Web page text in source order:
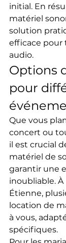
initial. En
matériel
solution
efficace pour
audio.
Options
pour
Que vous
concert ou
il est crucial
matériel de
garantir une
inoubliable.
Étienne,
location de
à vous,
spécifiques.